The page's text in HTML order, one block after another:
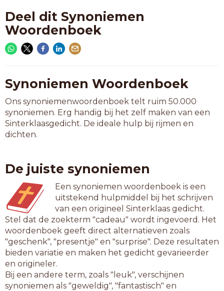
Deel dit Synoniemen
Woordenboek
Synoniemen Woordenboek
Ons synoniemenwoordenboek telt ruim 50.000
synoniemen. Erg handig bij het zelf maken van een
Sinterklaasgedicht. De ideale hulp bij rijmen en
dichten.
De juiste synoniemen
Een synoniemen woordenboek is een
uitstekend hulpmiddel bij het schrijven
van een origineel Sinterklaas gedicht.
Stel dat de zoekterm "cadeau" wordt ingevoerd. Het
woordenboek geeft direct alternatieven zoals
"geschenk", "presentje" en "surprise". Deze resultaten
bieden variatie en maken het gedicht gevarieerder
en origineler.
Bij een andere term, zoals "leuk", verschijnen
synoniemen als "geweldig", "fantastisch" en